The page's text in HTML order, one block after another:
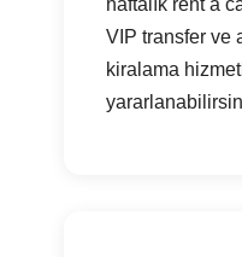
haftalık rent a
VIP transfer ve
kiralama